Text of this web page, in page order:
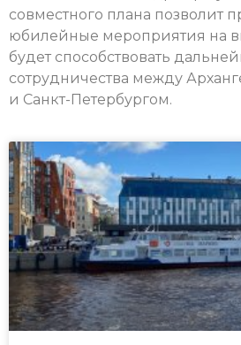
совместного плана позволит
юбилейные мероприятия на
будет способствовать
сотрудничества между
и Санкт-Петербургом.